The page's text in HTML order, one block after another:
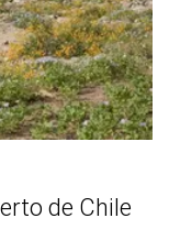
de Chile